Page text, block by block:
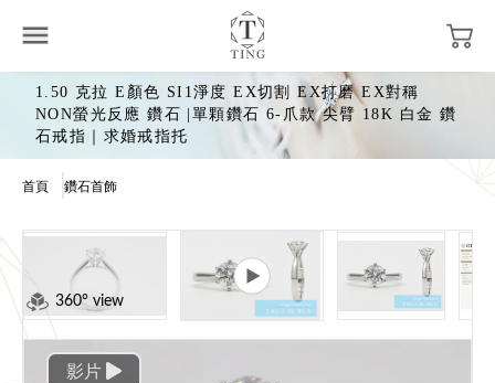
1.50 克拉 E顏色 SI1淨度 EX切割 EX打磨 EX對稱
NON螢光反應 鑽石 |單顆鑽石 6-爪款 尖臂 18K 白金 鑽
石戒指｜求婚戒指托
首頁 鑽石首飾
360° view
影片